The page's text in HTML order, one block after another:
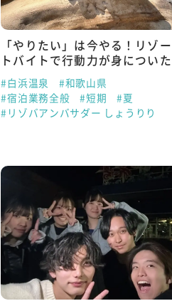
「やりたい」は今やる！リゾー
トバイトで行動力が身についた
#白浜温泉
#和歌山県
#宿泊業務全般
#短期
#夏
#リゾバアンバサダー しょうりり